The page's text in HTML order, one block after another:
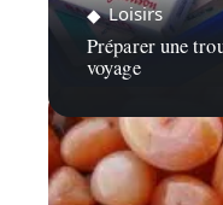
Loisirs
Préparer une
voyage